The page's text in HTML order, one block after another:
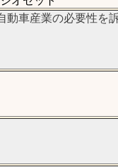
動車産業の必要性を